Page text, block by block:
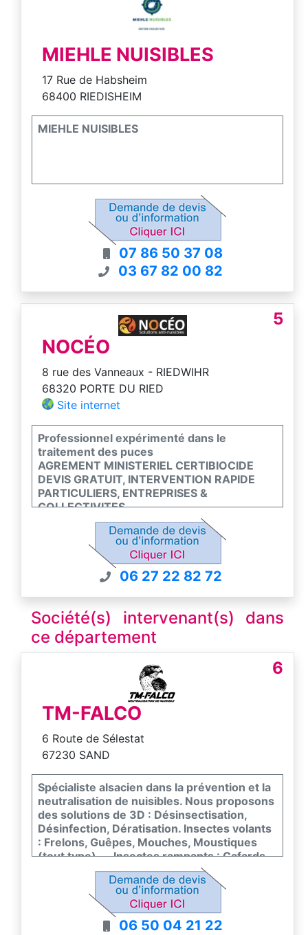
peu importe les circonstances.
MIEHLE NUISIBLES
17 Rue de Habsheim
68400 RIEDISHEIM
MIEHLE NUISIBLES
07 86 50 37 08
03 67 82 00 82
5
NOCÉO
8 rue des Vanneaux - RIEDWIHR
68320 PORTE DU RIED
Site internet
Professionnel expérimenté dans le
traitement des puces
AGREMENT MINISTERIEL CERTIBIOCIDE
DEVIS GRATUIT, INTERVENTION RAPIDE
PARTICULIERS, ENTREPRISES &
COLLECTIVITES
06 27 22 82 72
Société(s) intervenant(s) dans
ce département
6
TM-FALCO
6 Route de Sélestat
67230 SAND
Spécialiste alsacien dans la prévention et la
neutralisation de nuisibles. Nous proposons
des solutions de 3D : Désinsectisation,
Désinfection, Dératisation. Insectes volants
: Frelons, Guêpes, Mouches, Moustiques
(tout type) …. Insectes rampants : Cafards,
Blattes, Fourmis, Puces …. Rongeurs : Rats,
Souris, Mulots, Surmulots ... Résultat garanti
: certification délivrée par le Ministère de la
transition écologique et de la cohésion des
territoires (Certibiocide). Utilisation de
06 50 04 21 22